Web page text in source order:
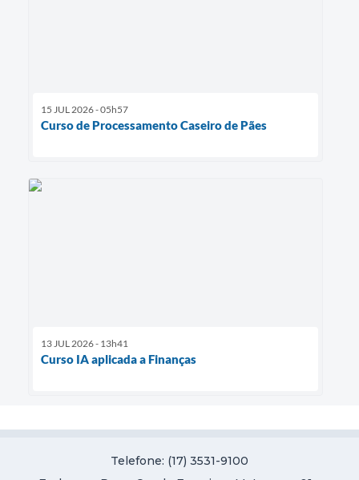
15 JUL 2026 - 05h57
Curso de Processamento Caseiro de Pães
13 JUL 2026 - 13h41
Curso IA aplicada a Finanças
Telefone: (17) 3531-9100